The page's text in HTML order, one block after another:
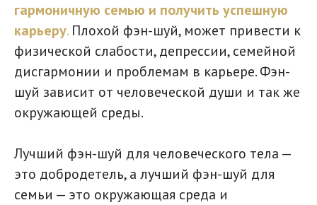
гармоничную семью и получить успешную
карьеру.Плохой фэн-шуй, может привести к
физической слабости, депрессии, семейной
дисгармонии и проблемам в карьере.Фэн-
шуй зависит от человеческой души и так же
окружающей среды.
Лучший фэн-шуй для человеческого тела —
это добродетель, а лучший фэн-шуй для
семьи — это окружающая среда и